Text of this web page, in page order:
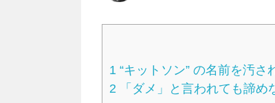
1 “キットソン” の名前を汚さ
2 「ダメ」と言われても諦め